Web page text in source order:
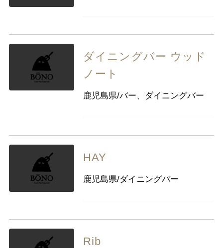
ダイニングバー ウッド
ノート
鹿児島県/バー、ダイニングバー
HAY
鹿児島県/ダイニングバー
Rib